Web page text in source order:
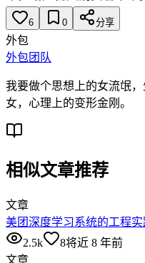
6 0 分享
外包
外包团队
我要做个思想上的女流氓
女，心理上的变形金刚。
相似文章推荐
文章
美团深度学习系统的工程实
2.5k
8将近 8 年前
文章